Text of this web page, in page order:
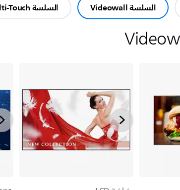
السلسة Videowall السلسة Multi-Touch